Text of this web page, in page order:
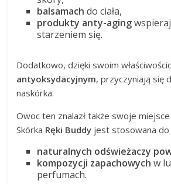
balsamach do ciała,
produkty anty-aging
starzeniem się.
Dodatkowo, dzięki swoim
antyoksydacyjnym, przyczyniają się
naskórka.
Owoc ten znalazł także swoje
Skórka Ręki Buddy jest stosowana do
naturalnych odświeżaczy
kompozycji zapachowych w
perfumach.